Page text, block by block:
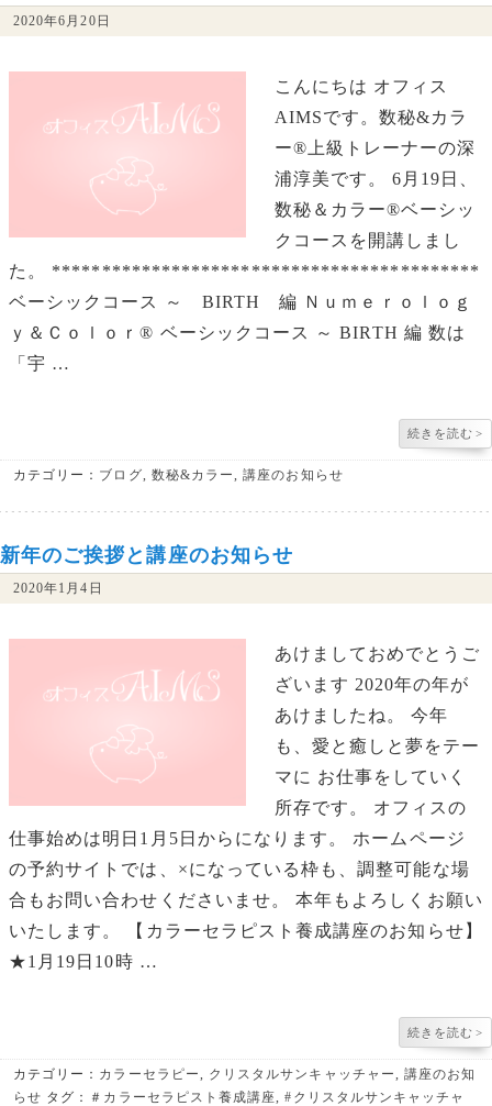
2020年6月20日
こんにちは オフィス
AIMSです。数秘&カラ
ー®︎上級トレーナーの深
浦淳美です。 6月19日、
数秘＆カラー®︎ベーシッ
クコースを開講しまし
た。 *******************************************
ベーシックコース ～ BIRTH 編 Ｎｕｍｅｒｏｌｏｇ
ｙ＆Ｃｏｌｏｒ® ベーシックコース ～ BIRTH 編 数は
「宇 …
続きを読む >
カテゴリー： ブログ, 数秘&カラー,講座のお知らせ
新年のご挨拶と講座のお知らせ
2020年1月4日
あけましておめでとうご
ざいます 2020年の年が
あけましたね。 今年
も、愛と癒しと夢をテー
マに お仕事をしていく
所存です。 オフィスの
仕事始めは明日1月5日からになります。 ホームページ
の予約サイトでは、×になっている枠も、調整可能な場
合もお問い合わせくださいませ。 本年もよろしくお願い
いたします。 【カラーセラピスト養成講座のお知らせ】
★1月19日10時 …
続きを読む >
カテゴリー： カラーセラピー, クリスタルサンキャッチャー,講座のお知
らせ タグ： ＃カラーセラピスト養成講座,#クリスタルサンキャッチャ